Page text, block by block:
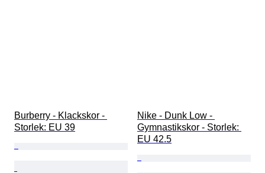
Burberry - Klackskor -
Storlek: EU 39
Nike - Dunk Low -
Gymnastikskor - Storlek:
EU 42.5